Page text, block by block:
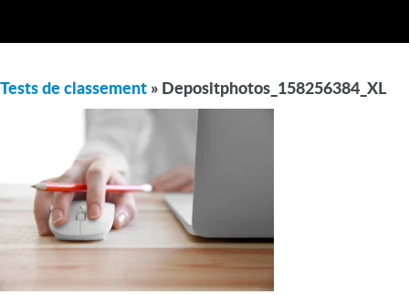
Tests de classement » Depositphotos_158256384_XL